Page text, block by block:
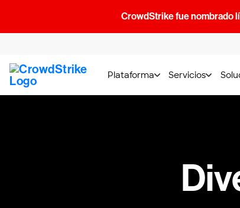
CrowdStrike fue nombrado
Plataforma Servicios